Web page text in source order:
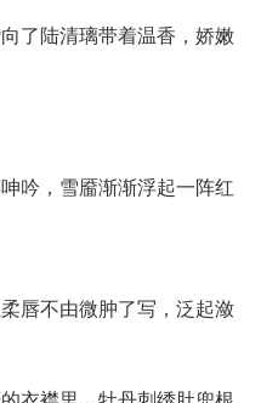
陆清璃带着温香，娇嫩
，雪靥渐渐浮起一阵红
不由微肿了写，泛起潋